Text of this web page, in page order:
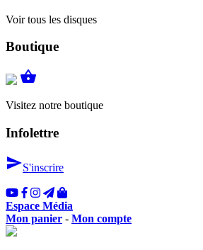
Voir tous les disques
Boutique
shopping_basket
Visitez notre boutique
Infolettre
sendS'inscrire
Espace Média
Mon panier - Mon compte